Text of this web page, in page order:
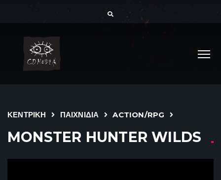
ΚΕΝΤΡΙΚΗ ΠΑΙΧΝΙΔΙΑ ACTION/RPG
MONSTER HUNTER WILDS